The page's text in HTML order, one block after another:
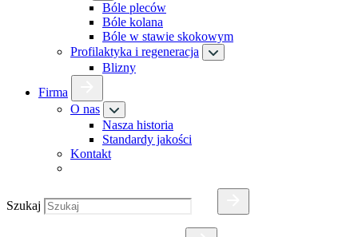
Bóle pleców
Bóle kolana
Bóle w stawie skokowym
Profilaktyka i regeneracja
Blizny
Firma
O nas
Nasza historia
Standardy jakości
Kontakt
Szukaj